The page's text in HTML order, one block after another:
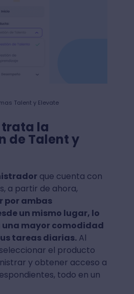
Talent y Elevate
trata la
de Talent y
que cuenta con
a partir de ahora,
por ambas
un mismo lugar, lo
mayor comodidad
tareas diarias.Al
el producto
y obtener acceso a
todo en un